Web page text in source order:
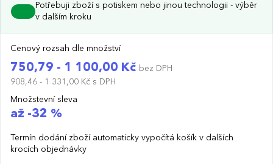
Potřebuji zboží s potiskem nebo jinou technologii - výběr
v dalším kroku
Cenový rozsah dle množství
750,79 - 1 100,00 Kč bez DPH
908,46 - 1 331,00 Kč s DPH
Množstevní sleva
až -32 %
Termín dodání zboží automaticky vypočítá košík v dalších
krocích objednávky